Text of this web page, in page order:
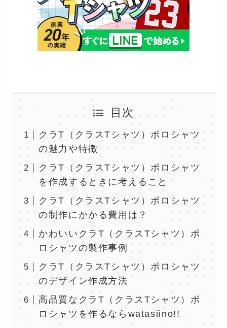
目次
クラT（クラスTシャツ）ポロシャツ
の魅力や特徴
クラT（クラスTシャツ）ポロシャツ
を作成するときに考えること
クラT（クラスTシャツ）ポロシャツ
の制作にかかる費用は？
かわいいクラT（クラスTシャツ）ポ
ロシャツの製作事例
クラT（クラスTシャツ）ポロシャツ
のデザイン作成方法
高品質なクラT（クラスTシャツ）ポ
ロシャツを作るならwatasiino!!